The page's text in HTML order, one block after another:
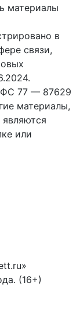
материалы
в
связи,
77 — 87629
материалы,
или
(16+)